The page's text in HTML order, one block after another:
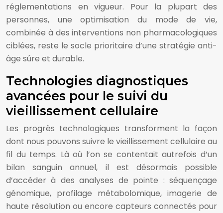
réglementations en vigueur. Pour la plupart des
personnes, une optimisation du mode de vie,
combinée à des interventions non pharmacologiques
ciblées, reste le socle prioritaire d’une stratégie anti-
âge sûre et durable.
Technologies diagnostiques
avancées pour le suivi du
vieillissement cellulaire
Les progrès technologiques transforment la façon
dont nous pouvons suivre le vieillissement cellulaire au
fil du temps. Là où l’on se contentait autrefois d’un
bilan sanguin annuel, il est désormais possible
d’accéder à des analyses de pointe : séquençage
génomique, profilage métabolomique, imagerie de
haute résolution ou encore capteurs connectés pour